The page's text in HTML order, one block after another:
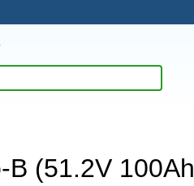
(51.2V